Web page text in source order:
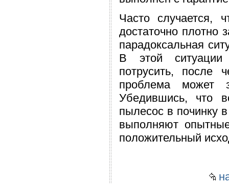
Часто случается,
достаточно плотно
парадоксальная
В этой ситуации
потрусить, после
проблема может
Убедившись, что
пылесос в починку
выполняют
положительный